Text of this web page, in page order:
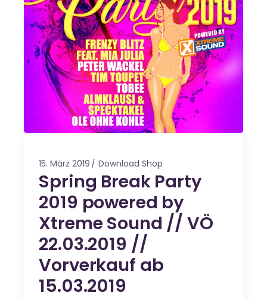
15. März 2019 Download Shop
Spring Break Party
2019 powered by
Xtreme Sound // VÖ
22.03.2019 //
Vorverkauf ab
15.03.2019